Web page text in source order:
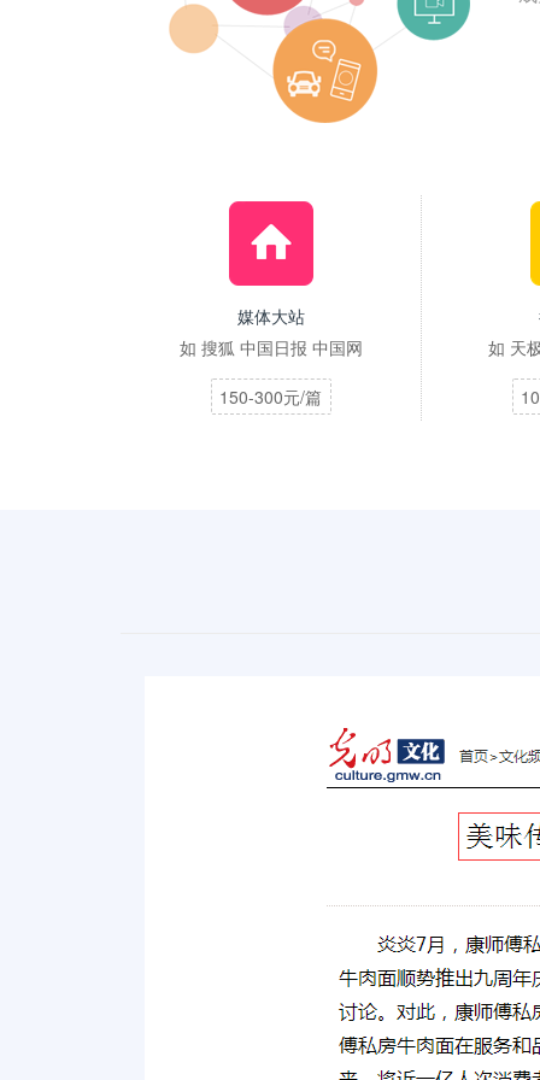
媒体大站
如 搜狐 中国日报 中国网
150-300元/篇
如 天